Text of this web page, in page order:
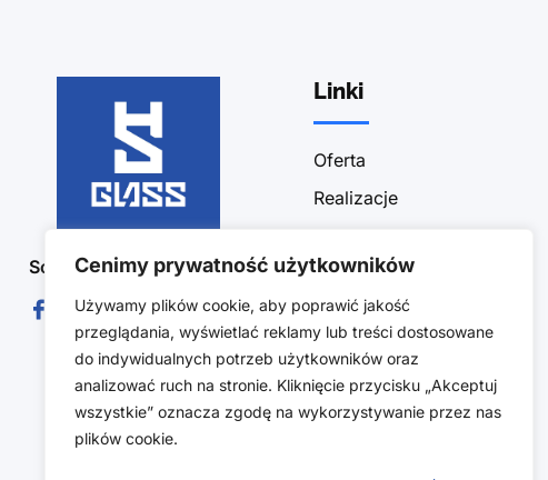
Cenimy prywatność użytkowników
Używamy plików cookie, aby poprawić jakość
przeglądania, wyświetlać reklamy lub treści dostosowane
do indywidualnych potrzeb użytkowników oraz
analizować ruch na stronie. Kliknięcie przycisku „Akceptuj
wszystkie” oznacza zgodę na wykorzystywanie przez nas
plików cookie.
Social Media :
Linki
Oferta
Realizacje
Blog
Kontakt
Polityka prywatności
Obszar działalności
Regulamin sklepu